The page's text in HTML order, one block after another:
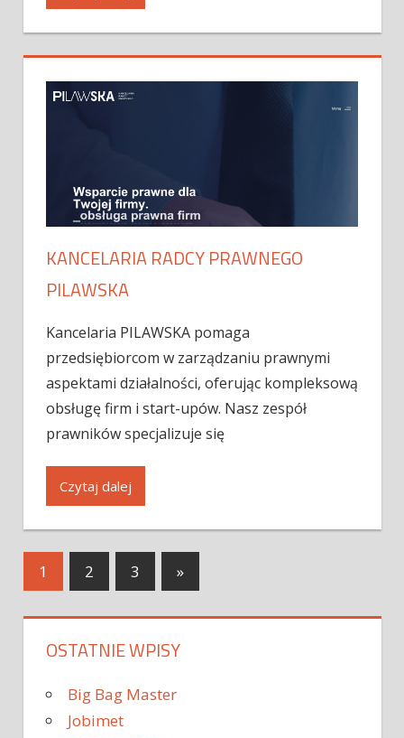
KANCELARIA RADCY PRAWNEGO
PILAWSKA
Kancelaria PILAWSKA pomaga
przedsiębiorcom w zarządzaniu prawnymi
aspektami działalności, oferując kompleksową
obsługę firm i start-upów. Nasz zespół
prawników specjalizuje się
Czytaj dalej
1 2 3 »
OSTATNIE WPISY
Big Bag Master
Jobimet